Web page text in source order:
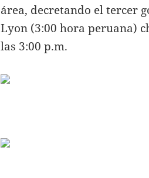
área, decretando el tercer
Lyon (3:00 hora peruana)
las 3:00 p.m.